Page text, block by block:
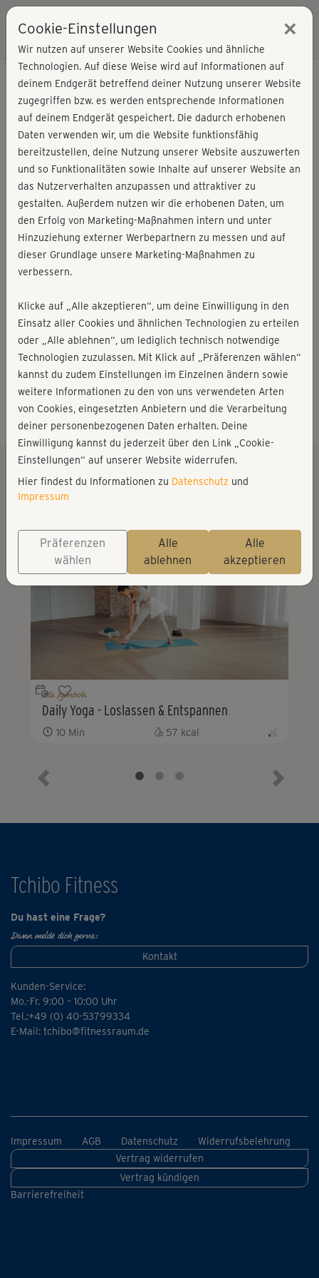
Ate Iyinboh ist Poledance-, Yoga- und Personal Trainerin.
2014 eröffnete die studierte Betriebswirtin ihr eigenes
Studio „Pole.Dance.Balance“ in Karlsruhe, in dem sie
neben Pole Dance auch Aerial Yoga, Yoga und Fitness
unterrichtet.
Mit ihrer sympathischen und fröhlichen Art motiviert sie
ihre Teilnehmerinnen beim Tanz an der Stange immer
wieder aufs Neue und schenkt ihnen Entspannung sowie
Gelassenheit beim (Aerial) Yoga. Außerdem bildet sie
Pole Dance Trainerinnen mit Hilfe ihres eigens
und Performerin auf der Bühne, wie zum Beispiel 2015 im
Finale einer bekannten TV-Tanz-Show.
✚ Mehr anzeigen
E-Mail
Webseite
Instagram
Facebook
Die besten Kurse von Ate
Ate Iyinboh
Daily Yoga - Loslassen & Entspannen
10 Min 57 kcal
Vorheriges Element
Tchibo Fitness
Du hast eine Frage?
Dann melde dich gerne:
Kontakt
Kunden-Service:
Mo.-Fr. 9:00 – 10:00 Uhr
Tel.:+49 (0) 40-53799334
E-Mail: tchibo@fitnessraum.de
Impressum AGB Datenschutz
Widerrufsbelehrung
Vertrag widerrufen
Vertrag kündigen
Barrierefreiheit
Cookie-Einstellungen ×
Wir nutzen auf unserer Website Cookies und ähnliche
Technologien. Auf diese Weise wird auf Informationen auf
deinem Endgerät betreffend deiner Nutzung unserer Website
zugegriffen bzw. es werden entsprechende Informationen
auf deinem Endgerät gespeichert. Die dadurch erhobenen
Daten verwenden wir, um die Website funktionsfähig
bereitzustellen, deine Nutzung unserer Website auszuwerten
und so Funktionalitäten sowie Inhalte auf unserer Website an
das Nutzerverhalten anzupassen und attraktiver zu
gestalten. Außerdem nutzen wir die erhobenen Daten, um
den Erfolg von Marketing-Maßnahmen intern und unter
Hinzuziehung externer Werbepartnern zu messen und auf
dieser Grundlage unsere Marketing-Maßnahmen zu
verbessern.
Klicke auf „Alle akzeptieren“, um deine Einwilligung in den
Einsatz aller Cookies und ähnlichen Technologien zu erteilen
oder „Alle ablehnen“, um lediglich technisch notwendige
Technologien zuzulassen. Mit Klick auf „Präferenzen wählen“
kannst du zudem Einstellungen im Einzelnen ändern sowie
weitere Informationen zu den von uns verwendeten Arten
von Cookies, eingesetzten Anbietern und die Verarbeitung
deiner personenbezogenen Daten erhalten. Deine
Einwilligung kannst du jederzeit über den Link „Cookie-
Einstellungen“ auf unserer Website widerrufen.
Hier findest du Informationen zu Datenschutz und
Impressum
Präferenzen
wählen
Alle
ablehnen
Alle
akzeptieren